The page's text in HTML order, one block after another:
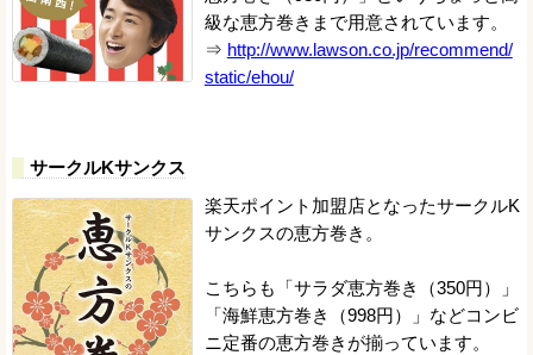
級な恵方巻きまで用意されています。
⇒ http://www.lawson.co.jp/recommend/
static/ehou/
サークルKサンクス
楽天ポイント加盟店となったサークルK
サンクスの恵方巻き。
こちらも「サラダ恵方巻き（350円）」
「海鮮恵方巻き（998円）」などコンビ
ニ定番の恵方巻きが揃っています。